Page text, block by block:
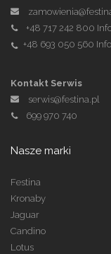
+48 717 242 800
+48 693 050 560
Kontakt Serwis
serwis@festina.pl
699 970 740
Nasze marki
Festina
Kronaby
Jaguar
Candino
Lotus